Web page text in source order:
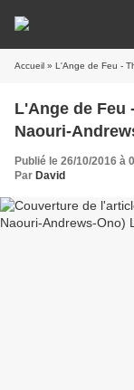
Accueil » L'Ange de Feu -
L'Ange de Feu
Naouri-
Publié le 26/10/2016 à
Par David